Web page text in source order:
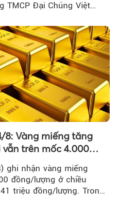
TMCP Đại Chúng Việt
8: Vàng miếng tăng
trên mốc 4.000
ghi nhận vàng miếng
đồng/lượng ở chiều
triệu đồng/lượng. Trong